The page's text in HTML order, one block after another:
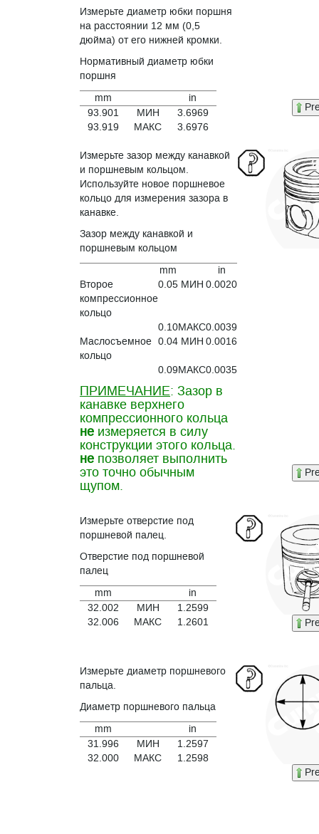
Измерьте диаметр юбки поршня
на расстоянии 12 мм (0,5
дюйма) от его нижней кромки.
Нормативный диаметр юбки
поршня
mm
in
93.901
МИН
3.6969
93.919
МАКС 3.6976
Измерьте зазор между канавкой
и поршневым кольцом.
Используйте новое поршневое
кольцо для измерения зазора в
канавке.
Зазор между канавкой и
поршневым кольцом
mm
in
Второе
компрессионное
кольцо
0.05 МИН 0.0020
0.10МАКС0.0039
Маслосъемное
кольцо
0.04 МИН 0.0016
0.09МАКС0.0035
ПРИМЕЧАНИЕ: Зазор в
канавке верхнего
компрессионного кольца
не измеряется в силу
конструкции этого кольца.
не позволяет выполнить
это точно обычным
щупом.
Измерьте отверстие под
поршневой палец.
Отверстие под поршневой
палец
mm
in
32.002
МИН
1.2599
32.006
МАКС 1.2601
Измерьте диаметр поршневого
пальца.
Диаметр поршневого пальца
mm
in
31.996
МИН
1.2597
32.000
МАКС
1.2598